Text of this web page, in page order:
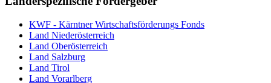
KWF - Kärntner Wirtschaftsförderungs Fonds
Land Niederösterreich
Land Oberösterreich
Land Salzburg
Land Tirol
Land Vorarlberg